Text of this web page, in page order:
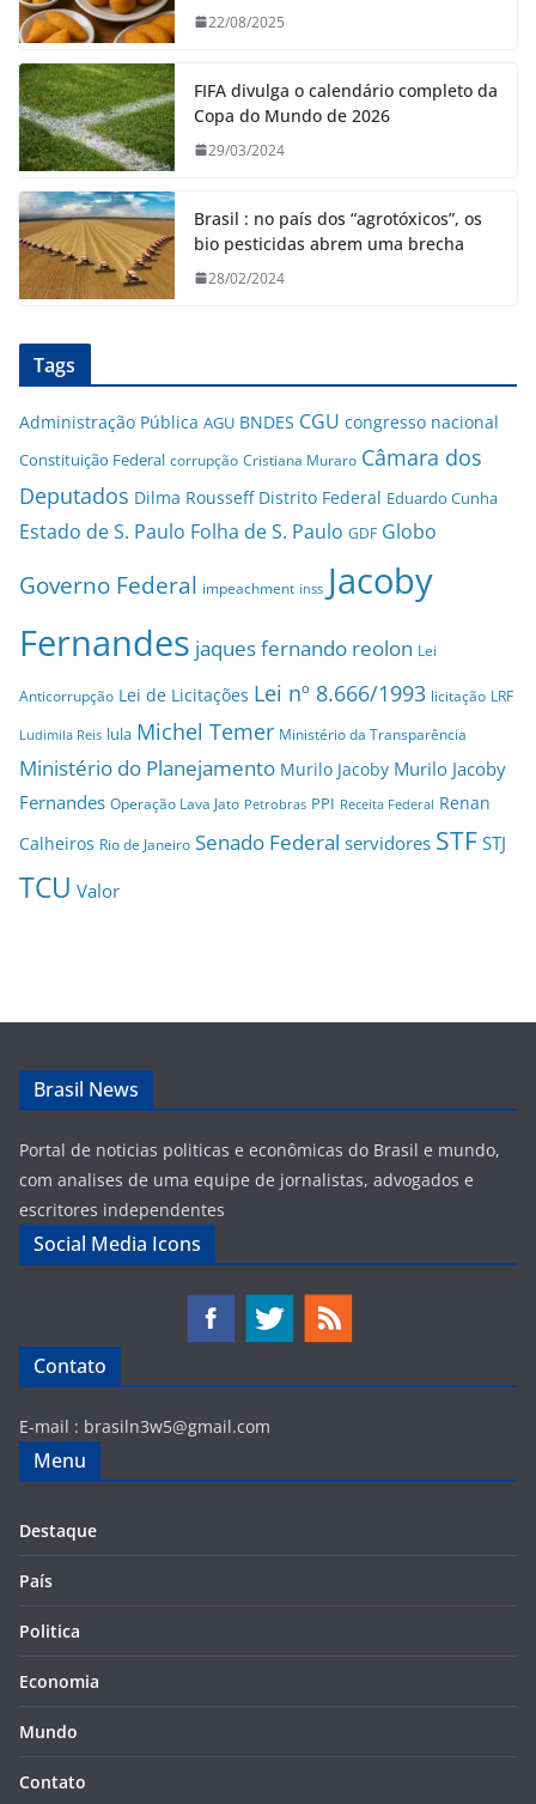
22/08/2025
FIFA divulga o calendário completo da
Copa do Mundo de 2026
29/03/2024
Brasil : no país dos “agrotóxicos”, os
bio pesticidas abrem uma brecha
28/02/2024
Tags
Administração Pública AGU BNDES CGU congresso nacional
Constituição Federal corrupção Cristiana Muraro Câmara dos
Deputados Dilma Rousseff Distrito Federal Eduardo Cunha
Estado de S. Paulo Folha de S. Paulo GDF Globo
Governo Federal impeachment inss Jacoby
Fernandes jaques fernando reolon Lei
Anticorrupção Lei de Licitações Lei nº 8.666/1993 licitação LRF
Ludimila Reis lula Michel Temer Ministério da Transparência
Ministério do Planejamento Murilo Jacoby Murilo Jacoby
Fernandes Operação Lava Jato Petrobras PPI Receita Federal Renan
Calheiros Rio de Janeiro Senado Federal servidores STF STJ
TCU Valor
Brasil News
Portal de noticias politicas e econômicas do Brasil e mundo,
com analises de uma equipe de jornalistas, advogados e
escritores independentes
Social Media Icons
Contato
E-mail : brasiln3w5@gmail.com
Menu
Destaque
País
Politica
Economia
Mundo
Contato